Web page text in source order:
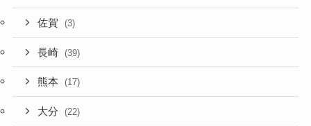
佐賀 (3)
長崎 (39)
熊本 (17)
大分 (22)